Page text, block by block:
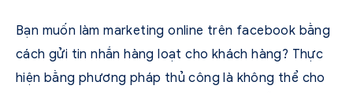
Bạn muốn làm marketing online trên facebook bằng
cách gửi tin nhắn hàng loạt cho khách hàng? Thực
hiện bằng phương pháp thủ công là không thể cho